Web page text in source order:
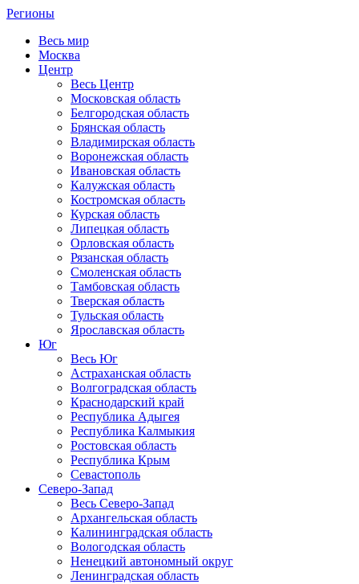
Регионы
Весь мир
Москва
Центр
Весь Центр
Московская область
Белгородская область
Брянская область
Владимирская область
Воронежская область
Ивановская область
Калужская область
Костромская область
Курская область
Липецкая область
Орловская область
Рязанская область
Смоленская область
Тамбовская область
Тверская область
Тульская область
Ярославская область
Юг
Весь Юг
Астраханская область
Волгоградская область
Краснодарский край
Республика Адыгея
Республика Калмыкия
Ростовская область
Республика Крым
Севастополь
Северо-Запад
Весь Северо-Запад
Архангельская область
Калининградская область
Вологодская область
Ненецкий автономный округ
Ленинградская область